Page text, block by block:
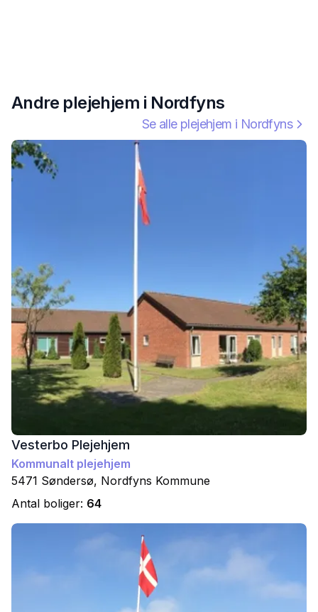
Andre plejehjem i Nordfyns
Se alle plejehjem i Nordfyns
Vesterbo Plejehjem
Kommunalt plejehjem
5471 Søndersø, Nordfyns Kommune
Antal boliger: 64